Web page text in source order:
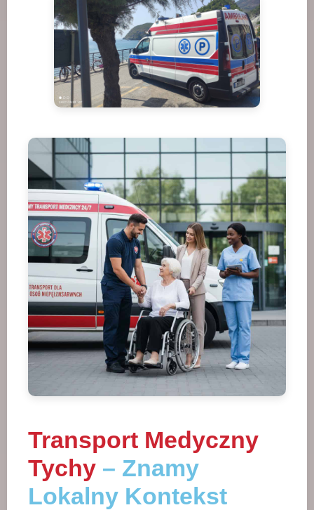
Transport Medyczny
Tychy – Znamy
Lokalny Kontekst